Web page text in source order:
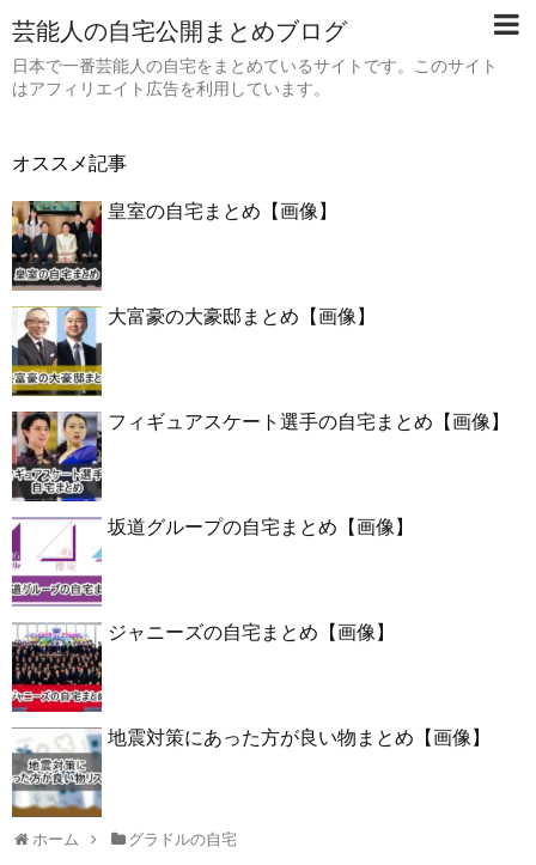
芸能人の自宅公開まとめブログ
日本で一番芸能人の自宅をまとめているサイトです。このサイト
はアフィリエイト広告を利用しています。
オススメ記事
皇室の自宅まとめ【画像】
大富豪の大豪邸まとめ【画像】
フィギュアスケート選手の自宅まとめ【画像】
坂道グループの自宅まとめ【画像】
ジャニーズの自宅まとめ【画像】
地震対策にあった方が良い物まとめ【画像】
ホーム グラドルの自宅